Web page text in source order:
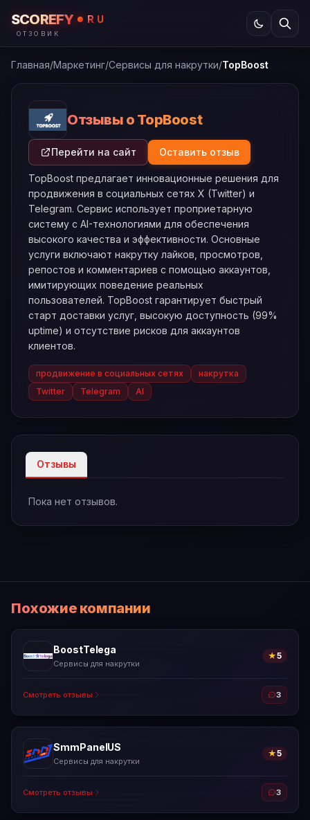
SCOREFY RU
ОТЗОВИК
Главная/Маркетинг/Сервисы для накрутки/TopBoost
Отзывы о TopBoost
Перейти на сайт Оставить отзыв
TopBoost предлагает инновационные решения для
продвижения в социальных сетях X (Twitter) и
Telegram. Сервис использует проприетарную
систему с AI-технологиями для обеспечения
высокого качества и эффективности. Основные
услуги включают накрутку лайков, просмотров,
репостов и комментариев с помощью аккаунтов,
имитирующих поведение реальных
пользователей. TopBoost гарантирует быстрый
старт доставки услуг, высокую доступность (99%
uptime) и отсутствие рисков для аккаунтов
клиентов.
продвижение в социальных сетях
накрутка
Twitter
Telegram AI
Отзывы
Пока нет отзывов.
Похожие компании
BoostTelega
Сервисы для накрутки
★5
Смотреть отзывы 3
SmmPanelUS
Сервисы для накрутки
★5
Смотреть отзывы 3